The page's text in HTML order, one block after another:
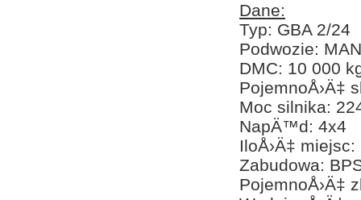
Dane:
Typ: GBA 2/24
Podwozie:
DMC: 10 000
PojemnoÅ›Ä‡
Moc silnika:
NapÄ™d: 4x4
IloÅ›Ä‡
Zabudowa:
PojemnoÅ›Ä‡